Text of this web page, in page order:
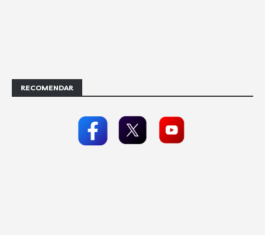
RECOMENDAR